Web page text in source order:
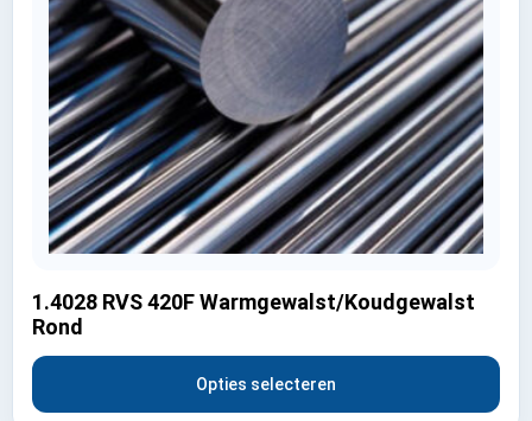
1.4028 RVS 420F Warmgewalst/Koudgewalst
Rond
Opties selecteren